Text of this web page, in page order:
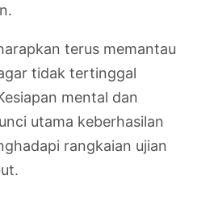
terus memantau
tidak tertinggal
mental dan
utama keberhasilan
rangkaian ujian